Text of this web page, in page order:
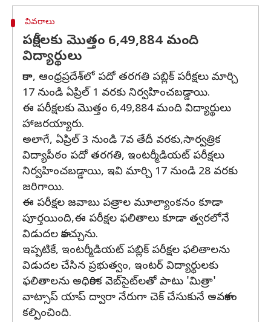
వివరాలు
పరీక్షలకు మొత్తం 6,49,884 మంది
విద్యార్థులు
కాగా, ఆంధ్రప్రదేశ్‌లో పదో తరగతి పబ్లిక్‌ పరీక్షలు మార్చి
17 నుండి ఏప్రిల్ 1 వరకు నిర్వహించబడ్డాయి.
ఈ పరీక్షలకు మొత్తం 6,49,884 మంది విద్యార్థులు
హాజరయ్యారు.
అలాగే, ఏప్రిల్ 3 నుండి 7వ తేదీ వరకు,సార్వత్రిక
విద్యాపీఠం పదో తరగతి, ఇంటర్మీడియట్‌ పరీక్షలు
నిర్వహించబడ్డాయి, ఇవి మార్చి 17 నుండి 28 వరకు
జరిగాయి.
ఈ పరీక్షల జవాబు పత్రాల మూల్యాంకనం కూడా
పూర్తయింది,ఈ పరీక్షల ఫలితాలు కూడా త్వరలోనే
విడుదల కావచ్చును.
ఇప్పటికే, ఇంటర్మీడియట్‌ పబ్లిక్‌ పరీక్షల ఫలితాలను
విడుదల చేసిన ప్రభుత్వం, ఇంటర్‌ విద్యార్థులకు
ఫలితాలను అధికారిక వెబ్‌సైట్‌లతో పాటు 'మిత్రా'
వాట్సాప్‌ యాప్‌ ద్వారా నేరుగా చెక్‌ చేసుకునే అవకాశం
కల్పించింది.